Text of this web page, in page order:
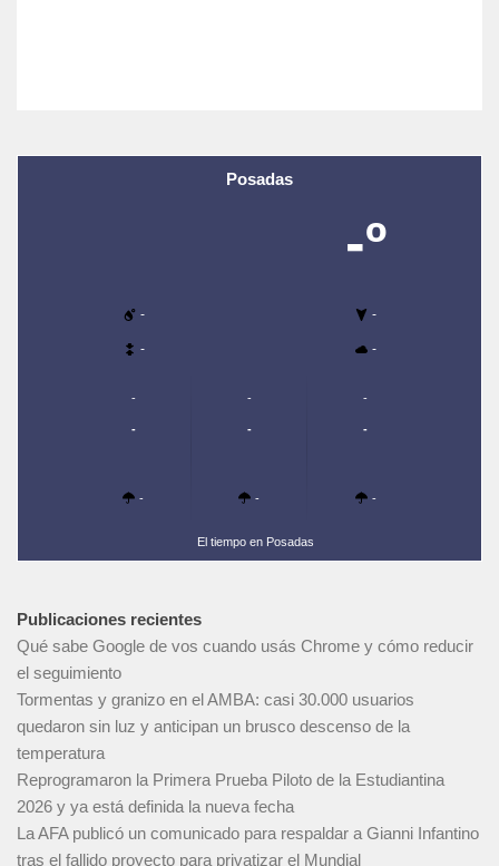
Posadas
-º
- -
- -
-
-
-
-
-
-
-
-
-
El tiempo en Posadas
Publicaciones recientes
Qué sabe Google de vos cuando usás Chrome y cómo reducir
el seguimiento
Tormentas y granizo en el AMBA: casi 30.000 usuarios
quedaron sin luz y anticipan un brusco descenso de la
temperatura
Reprogramaron la Primera Prueba Piloto de la Estudiantina
2026 y ya está definida la nueva fecha
La AFA publicó un comunicado para respaldar a Gianni Infantino
tras el fallido proyecto para privatizar el Mundial